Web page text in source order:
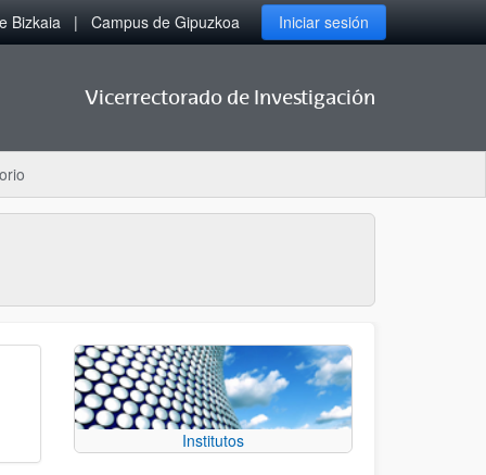
Bizkaia Campus de Gipuzkoa Iniciar sesión
Vicerrectorado de Investigación
Institutos